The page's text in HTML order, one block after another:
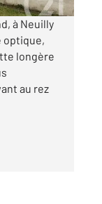
à Neuilly
optique,
longère
au rez